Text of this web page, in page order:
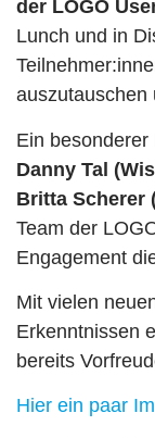
der LOGO
Lunch und in
auszutauschen
Ein
Danny Tal
Britta Scherer
Team der
Engagement
Mit vielen
Erkenntnissen
bereits
Hier ein paar